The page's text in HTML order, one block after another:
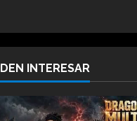
INTERESAR